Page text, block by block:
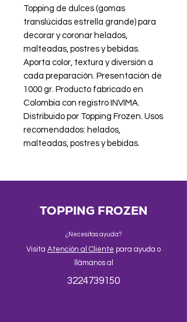
Topping de dulces (gomas
translúcidas estrella grande) para
decorar y coronar helados,
malteadas, postres y bebidas.
Aporta color, textura y diversión a
cada preparación. Presentación de
1000 gr. Producto fabricado en
Colombia con registro INVIMA.
Distribuido por Topping Frozen. Usos
recomendados: helados,
malteadas, postres y bebidas.
TOPPING FROZEN
¿Necesitas ayuda?
Visita Atención al Cliente para ayuda o
llámanos al
3224739150